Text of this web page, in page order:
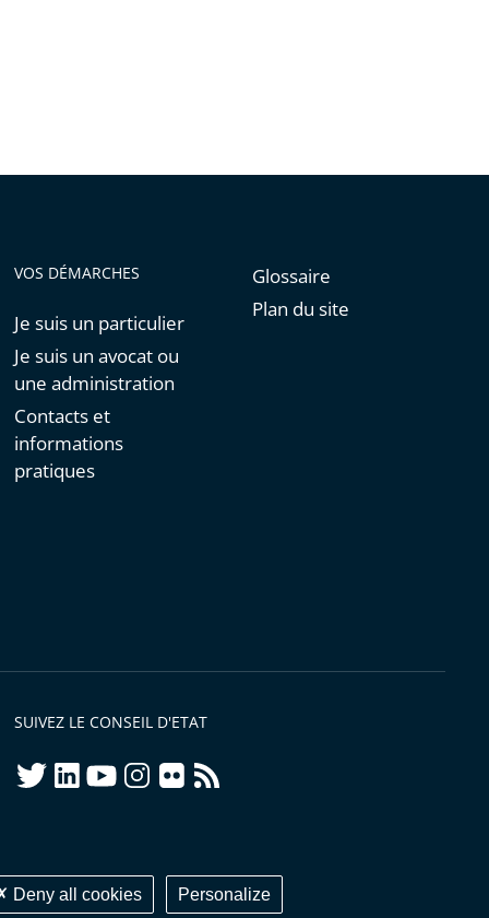
Deny all cookies Personalize
VOS DÉMARCHES
Je suis un particulier
Je suis un avocat ou
une administration
Contacts et
informations
pratiques
Glossaire
Plan du site
SUIVEZ LE CONSEIL D'ETAT
twitterlinkedInyoutubeinstagram
flickrrss
conforme